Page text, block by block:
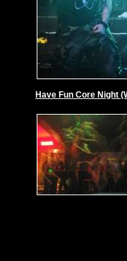
Have Fun Core Night